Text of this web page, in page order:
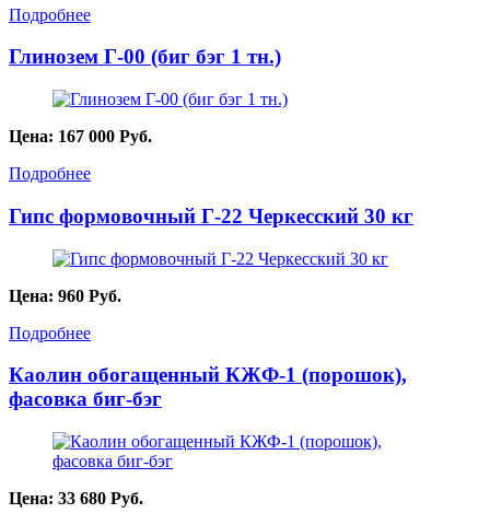
Подробнее
Глинозем Г-00 (биг бэг 1 тн.)
Цена: 167 000 Руб.
Подробнее
Гипс формовочный Г-22 Черкесский 30 кг
Цена: 960 Руб.
Подробнее
Каолин обогащенный КЖФ-1 (порошок),
фасовка биг-бэг
Цена: 33 680 Руб.